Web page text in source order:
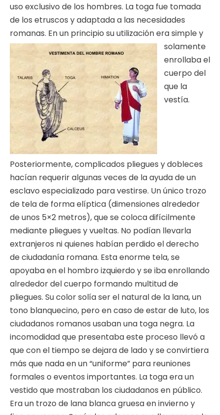
uso exclusivo de los hombres. La toga fue tomada
de los etruscos y adaptada a las necesidades
romanas. En un principio su utilización era simple y
solamente
enrollaba el
cuerpo del
que la
vestía.
Posteriormente, complicados pliegues y dobleces
hacían requerir algunas veces de la ayuda de un
esclavo especializado para vestirse. Un único trozo
de tela de forma elíptica (dimensiones alrededor
de unos 5×2 metros), que se coloca difícilmente
mediante pliegues y vueltas. No podían llevarla
extranjeros ni quienes habían perdido el derecho
de ciudadanía romana. Esta enorme tela, se
apoyaba en el hombro izquierdo y se iba enrollando
alrededor del cuerpo formando multitud de
pliegues. Su color solía ser el natural de la lana, un
tono blanquecino, pero en caso de estar de luto, los
ciudadanos romanos usaban una toga negra. La
incomodidad que presentaba este proceso llevó a
que con el tiempo se dejara de lado y se convirtiera
más que nada en un “uniforme” para reuniones
formales o eventos importantes. La toga era un
vestido que mostraban los ciudadanos en público.
Era un trozo de lana blanca gruesa en invierno y